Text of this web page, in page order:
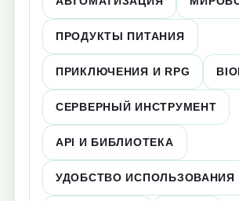
ПРОДУКТЫ ПИТАНИЯ
ПРИКЛЮЧЕНИЯ И RPG
СЕРВЕРНЫЙ ИНСТРУМЕНТ
API И БИБЛИОТЕКА
УДОБСТВО ИСПОЛЬЗОВАНИЯ